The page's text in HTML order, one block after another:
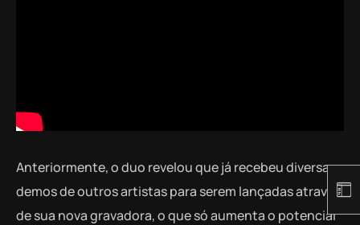
Anteriormente, o duo revelou que já recebeu diversas
demos de outros artistas para serem lançadas através
de sua nova gravadora, o que só aumenta o potencial